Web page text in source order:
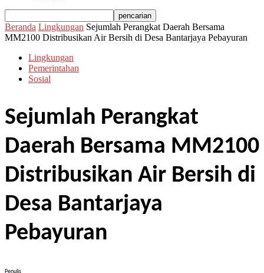
Beranda Lingkungan Sejumlah Perangkat Daerah Bersama
MM2100 Distribusikan Air Bersih di Desa Bantarjaya Pebayuran
Lingkungan
Pemerintahan
Sosial
Sejumlah Perangkat
Daerah Bersama MM2100
Distribusikan Air Bersih di
Desa Bantarjaya
Pebayuran